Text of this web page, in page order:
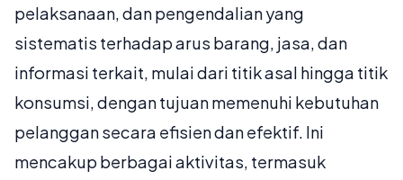
pelaksanaan, dan pengendalian yang
sistematis terhadap arus barang, jasa, dan
informasi terkait, mulai dari titik asal hingga titik
konsumsi, dengan tujuan memenuhi kebutuhan
pelanggan secara efisien dan efektif. Ini
mencakup berbagai aktivitas, termasuk